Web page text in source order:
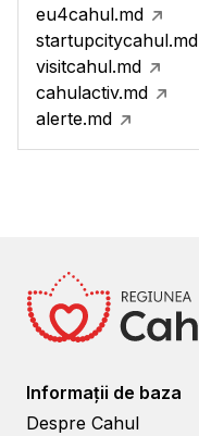
eu4cahul.md
startupcitycahul.md
visitcahul.md
cahulactiv.md
alerte.md
Informații de baza
Despre Cahul